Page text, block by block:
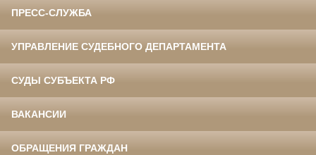
ПРЕСС-СЛУЖБА
УПРАВЛЕНИЕ СУДЕБНОГО ДЕПАРТАМЕНТА
СУДЫ СУБЪЕКТА РФ
ВАКАНСИИ
ОБРАЩЕНИЯ ГРАЖДАН